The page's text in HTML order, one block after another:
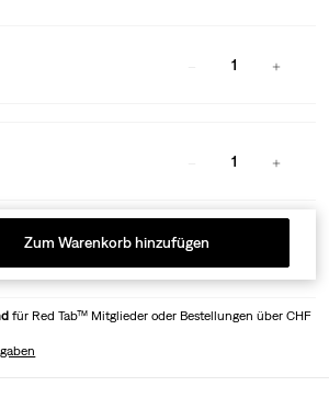
1
1
Zum Warenkorb hinzufügen
für Red Tab™ Mitglieder oder Bestellungen über CHF